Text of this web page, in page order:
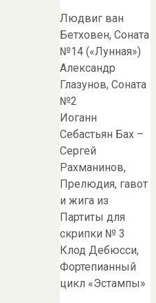
Людвиг ван
Бетховен, Соната
№14 («Лунная»)
Александр
Глазунов, Соната
№2
Иоганн
Себастьян Бах –
Сергей
Рахманинов,
Прелюдия, гавот
и жига из
Партиты для
скрипки № 3
Клод Дебюсси,
Фортепианный
цикл «Эстампы»